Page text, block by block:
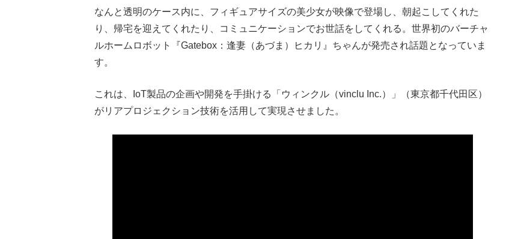
なんと透明のケース内に、フィギュアサイズの美少女が映像で登場し、朝起こしてくれた
り、帰宅を迎えてくれたり、コミュニケーションでお世話をしてくれる。世界初のバーチャ
ルホームロボット『Gatebox：逢妻（あづま）ヒカリ』ちゃんが発売され話題となっていま
す。
これは、IoT製品の企画や開発を手掛ける「ウィンクル（vinclu Inc.）」（東京都千代田区）
がリアプロジェクション技術を活用して実現させました。